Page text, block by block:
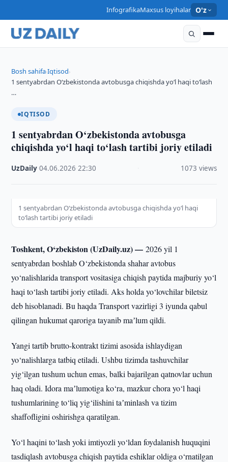
InfografikaMaxsus loyihalar O'z
Bosh sahifa›Iqtisod›
1 sentyabrdan O‘zbekistonda avtobusga chiqishda yo‘l haqi to‘lash
…
IQTISOD
1 sentyabrdan O‘zbekistonda avtobusga
chiqishda yo‘l haqi to‘lash tartibi joriy etiladi
UzDaily ·04.06.2026 ·22:30 1073 views
1 sentyabrdan O‘zbekistonda avtobusga chiqishda yo‘l haqi
to‘lash tartibi joriy etiladi
Toshkent, O‘zbekiston (UzDaily.uz) —2026 yil 1
sentyabrdan boshlab O‘zbekistonda shahar avtobus
yo‘nalishlarida transport vositasiga chiqish paytida majburiy yo‘l
haqi to‘lash tartibi joriy etiladi. Aks holda yo‘lovchilar biletsiz
deb hisoblanadi. Bu haqda Transport vazirligi 3 iyunda qabul
qilingan hukumat qaroriga tayanib maʼlum qildi.
Yangi tartib brutto-kontrakt tizimi asosida ishlaydigan
yo‘nalishlarga tatbiq etiladi. Ushbu tizimda tashuvchilar
yig‘ilgan tushum uchun emas, balki bajarilgan qatnovlar uchun
haq oladi. Idora maʼlumotiga ko‘ra, mazkur chora yo‘l haqi
tushumlarining to‘liq yig‘ilishini taʼminlash va tizim
shaffofligini oshirishga qaratilgan.
Yo‘l haqini to‘lash yoki imtiyozli yo‘ldan foydalanish huquqini
tasdiqlash avtobusga chiqish paytida eshiklar oldiga o‘rnatilgan